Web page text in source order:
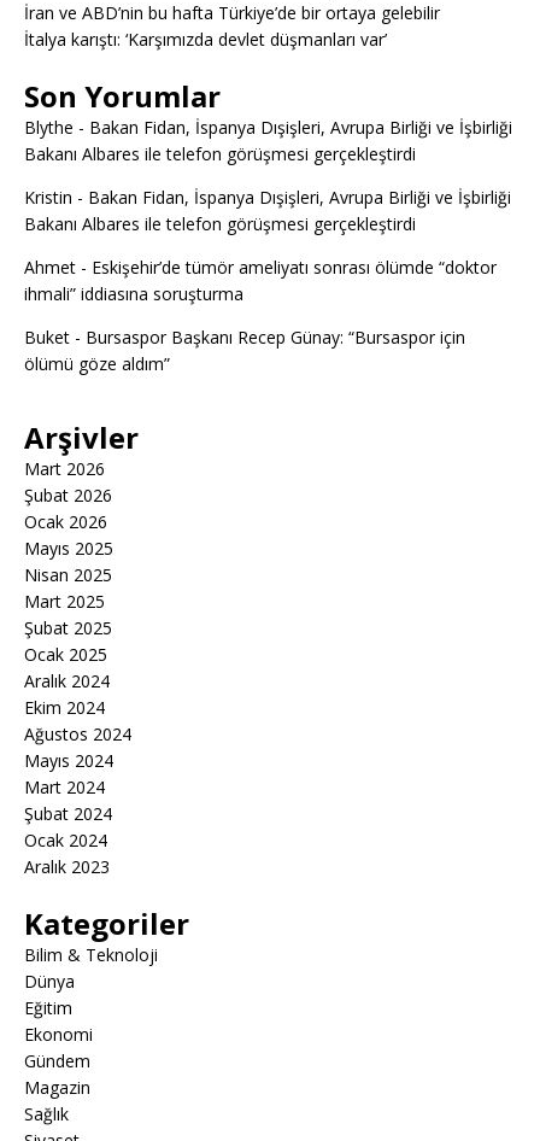
İran ve ABD’nin bu hafta Türkiye’de bir ortaya gelebilir
İtalya karıştı: ‘Karşımızda devlet düşmanları var’
Son Yorumlar
Blythe - Bakan Fidan, İspanya Dışişleri, Avrupa Birliği ve İşbirliği
Bakanı Albares ile telefon görüşmesi gerçekleştirdi
Kristin - Bakan Fidan, İspanya Dışişleri, Avrupa Birliği ve İşbirliği
Bakanı Albares ile telefon görüşmesi gerçekleştirdi
Ahmet - Eskişehir’de tümör ameliyatı sonrası ölümde “doktor
ihmali” iddiasına soruşturma
Buket - Bursaspor Başkanı Recep Günay: “Bursaspor için
ölümü göze aldım”
Arşivler
Mart 2026
Şubat 2026
Ocak 2026
Mayıs 2025
Nisan 2025
Mart 2025
Şubat 2025
Ocak 2025
Aralık 2024
Ekim 2024
Ağustos 2024
Mayıs 2024
Mart 2024
Şubat 2024
Ocak 2024
Aralık 2023
Kategoriler
Bilim & Teknoloji
Dünya
Eğitim
Ekonomi
Gündem
Magazin
Sağlık